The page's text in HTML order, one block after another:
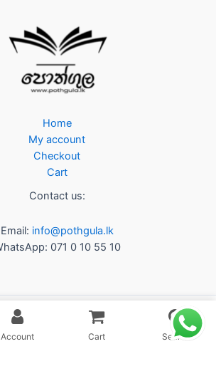
Home
My account
Checkout
Cart
Contact us:
Email: info@pothgula.lk
071 0 10 55 10
Account Cart Search